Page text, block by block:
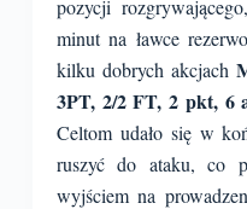
pozycji
minut na ławce
kilku dobrych akcjach
3PT, 2/2 FT, 2 pkt, 6
Celtom udało się w
ruszyć do ataku, co
wyjściem na